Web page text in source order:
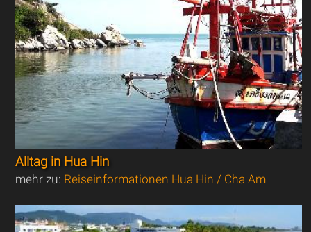
Alltag in Hua Hin
mehr zu: Reiseinformationen Hua Hin / Cha Am